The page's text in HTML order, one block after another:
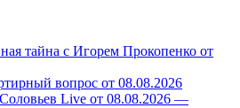
тайна с Игорем Прокопенко от
вопрос от 08.08.2026
Соловьев Live от 08.08.2026 —